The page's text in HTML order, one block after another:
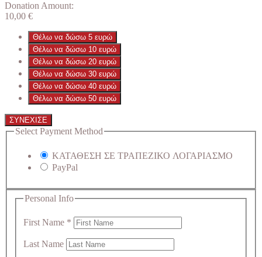
Donation Amount:
10,00 €
Θέλω να δώσω 5 ευρώ
Θέλω να δώσω 10 ευρώ
Θέλω να δώσω 20 ευρώ
Θέλω να δώσω 30 ευρώ
Θέλω να δώσω 40 ευρώ
Θέλω να δώσω 50 ευρώ
ΣΥΝΕΧΙΣΕ
Select Payment Method
ΚΑΤΑΘΕΣΗ ΣΕ ΤΡΑΠΕΖΙΚΟ ΛΟΓΑΡΙΑΣΜΟ
PayPal
Personal Info
First Name *
Last Name